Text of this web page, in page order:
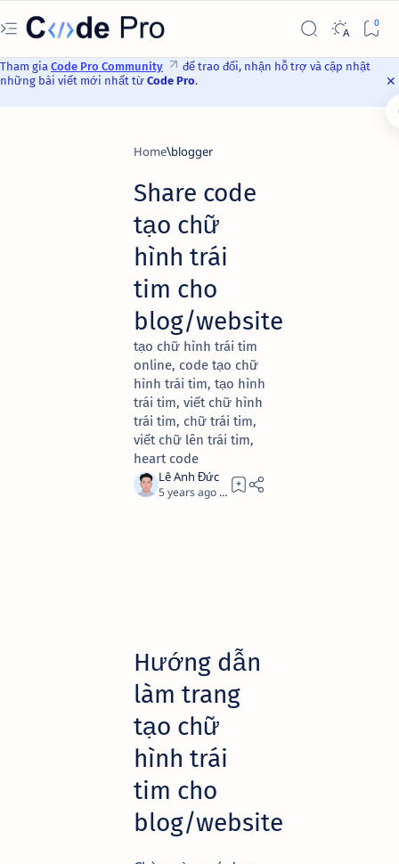
Tham gia Code Pro Community
để trao đổi, nhận hỗ trợ và cập nhật
những bài viết mới nhất từ Code Pro.
Home blogger
Share code
tạo chữ
hình trái
tim cho
blog/website
tạo chữ hình trái tim
online, code tạo chữ
hình trái tim, tạo hình
trái tim, viết chữ hình
trái tim, chữ trái tim,
viết chữ lên trái tim,
heart code
5 years ago 4
Hướng dẫn
làm trang
tạo chữ
hình trái
tim cho
blog/website